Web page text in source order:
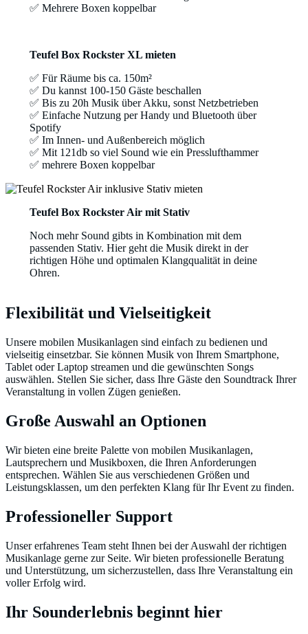
✅ Mehrere Boxen koppelbar
Teufel Box Rockster XL mieten
✅ Für Räume bis ca. 150m²
✅ Du kannst 100-150 Gäste beschallen
✅ Bis zu 20h Musik über Akku, sonst Netzbetrieben
✅ Einfache Nutzung per Handy und Bluetooth über
Spotify
✅ Im Innen- und Außenbereich möglich
✅ Mit 121db so viel Sound wie ein Presslufthammer
✅ mehrere Boxen koppelbar
Teufel Box Rockster Air mit Stativ
Noch mehr Sound gibts in Kombination mit dem
passenden Stativ. Hier geht die Musik direkt in der
richtigen Höhe und optimalen Klangqualität in deine
Ohren.
Flexibilität und Vielseitigkeit
Unsere mobilen Musikanlagen sind einfach zu bedienen und
vielseitig einsetzbar. Sie können Musik von Ihrem Smartphone,
Tablet oder Laptop streamen und die gewünschten Songs
auswählen. Stellen Sie sicher, dass Ihre Gäste den Soundtrack Ihrer
Veranstaltung in vollen Zügen genießen.
Große Auswahl an Optionen
Wir bieten eine breite Palette von mobilen Musikanlagen,
Lautsprechern und Musikboxen, die Ihren Anforderungen
entsprechen. Wählen Sie aus verschiedenen Größen und
Leistungsklassen, um den perfekten Klang für Ihr Event zu finden.
Professioneller Support
Unser erfahrenes Team steht Ihnen bei der Auswahl der richtigen
Musikanlage gerne zur Seite. Wir bieten professionelle Beratung
und Unterstützung, um sicherzustellen, dass Ihre Veranstaltung ein
voller Erfolg wird.
Ihr Sounderlebnis beginnt hier